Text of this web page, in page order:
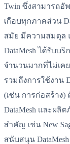
Twin ซึ่งสามารถอั
เกือบทุกภาคส่วน
สมัย มีความสมดุล
DataMesh ได้รับ
จำนวนมากที่ไม่เค
รวมถึงการใช้งาน
(เช่น การก่อสร้าง)
DataMesh และผลิ
สำคัญ เช่น New
สนับสนุน